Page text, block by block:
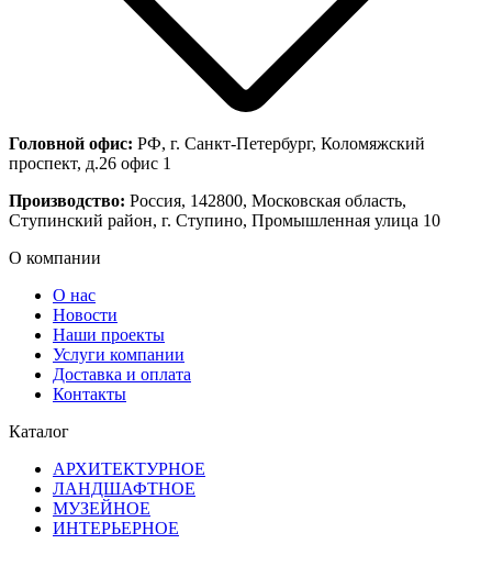
Головной офис: РФ, г. Санкт-Петербург, Коломяжский
проспект, д.26 офис 1
Производство: Россия, 142800, Московская область,
Ступинский район, г. Ступино, Промышленная улица 10
О компании
О нас
Новости
Наши проекты
Услуги компании
Доставка и оплата
Контакты
Каталог
АРХИТЕКТУРНОЕ
ЛАНДШАФТНОЕ
МУЗЕЙНОЕ
ИНТЕРЬЕРНОЕ